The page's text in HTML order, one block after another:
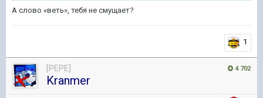
А слово «веть», тебя не смущает?
1
4 702
[PEPE]
Kranmer